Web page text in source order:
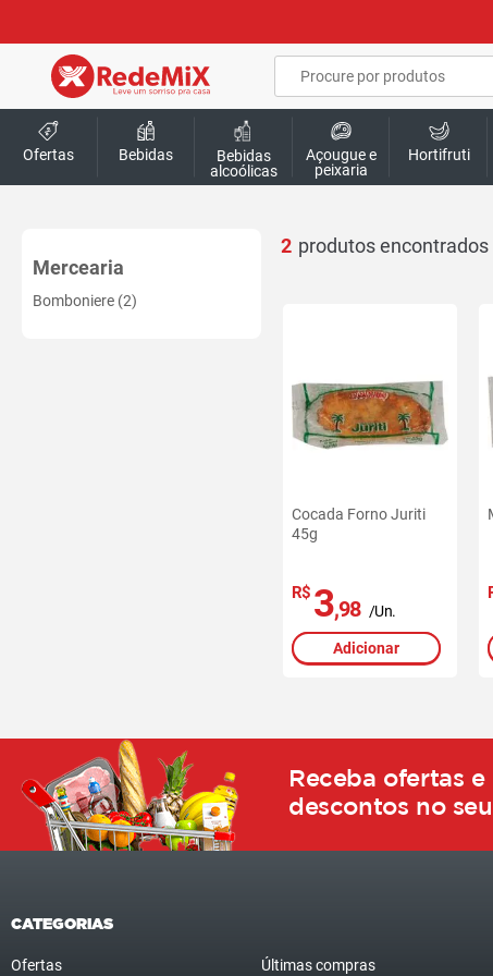
Ofertas Bebidas
Bebidas
alcoólicas
Açougue e
peixaria
Hortifruti
Mercearia
Bomboniere (2)
2
Cocada Forno Juriti
45g
R$ 3,98 /Un.
Adicionar
Receba ofertas e
descontos no
CATEGORIAS
Ofertas Últimas compras